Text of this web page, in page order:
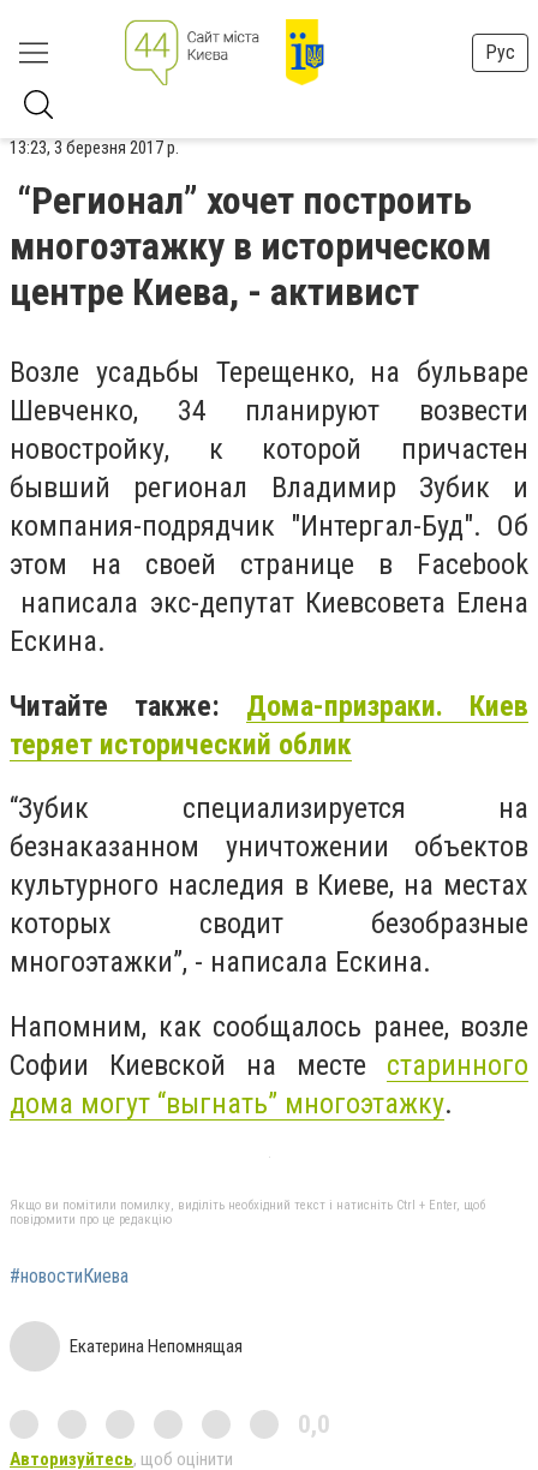
Рус
13:23, 3 березня 2017 р.
“Регионал” хочет построить
многоэтажку в историческом
центре Киева, - активист
Возле усадьбы Терещенко, на бульваре
Шевченко, 34 планируют возвести
новостройку, к которой причастен
бывший регионал Владимир Зубик и
компания-подрядчик "Интергал-Буд". Об
этом на своей странице в Facebook
написала экс-депутат Киевсовета Елена
Ескина.
Читайте также: Дома-призраки. Киев
теряет исторический облик
“Зубик специализируется на
безнаказанном уничтожении объектов
культурного наследия в Киеве, на местах
которых сводит безобразные
многоэтажки”, - написала Ескина.
Напомним, как сообщалось ранее, возле
Софии Киевской на месте старинного
дома могут “выгнать” многоэтажку.
Якщо ви помітили помилку, виділіть необхідний текст і натисніть Ctrl + Enter, щоб
повідомити про це редакцію
#новостиКиева
Екатерина Непомнящая
0,0
Авторизуйтесь, щоб оцінити